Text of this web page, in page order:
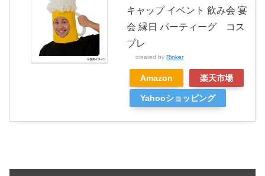
キャップ イベント 飲み会 宴
会 縁日 パーティーグ コス
プレ
created by Rinker
Amazon 楽天市場
Yahooショッピング